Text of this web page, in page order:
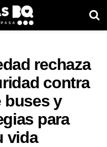
rechaza
contra
buses y
para
vida